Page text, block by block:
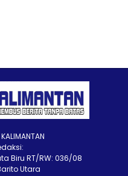
Biru RT/RW: 036/08
Utara